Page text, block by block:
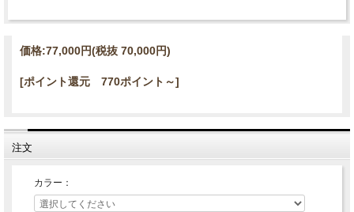
価格:77,000円(税抜 70,000円)
[ポイント還元 770ポイント～]
注文
カラー：